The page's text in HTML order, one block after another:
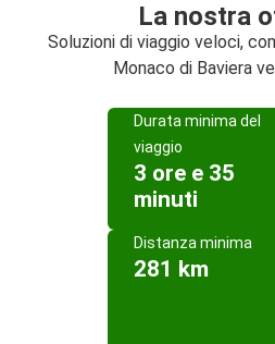
La nostra
Soluzioni di viaggio veloci,
Monaco di Baviera
Durata minima del
viaggio
3 ore e 35
minuti
Distanza minima
281 km